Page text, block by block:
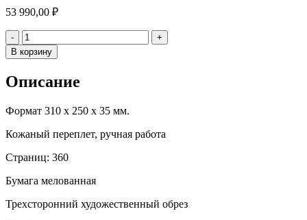
53 990,00 ₽
- Количество
+
В корзину
Описание
Формат 310 х 250 х 35 мм.
Кожаный переплет, ручная работа
Страниц: 360
Бумага мелованная
Трехсторонний художественный обрез